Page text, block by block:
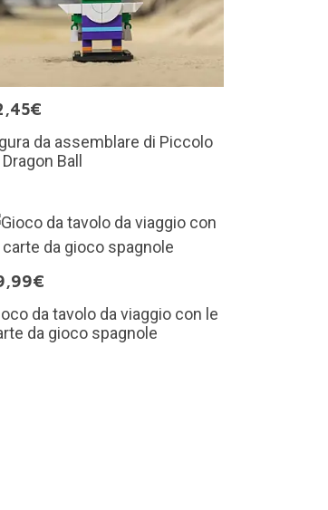
da assemblare di Piccolo
Ball
da tavolo da viaggio con le
da gioco spagnole